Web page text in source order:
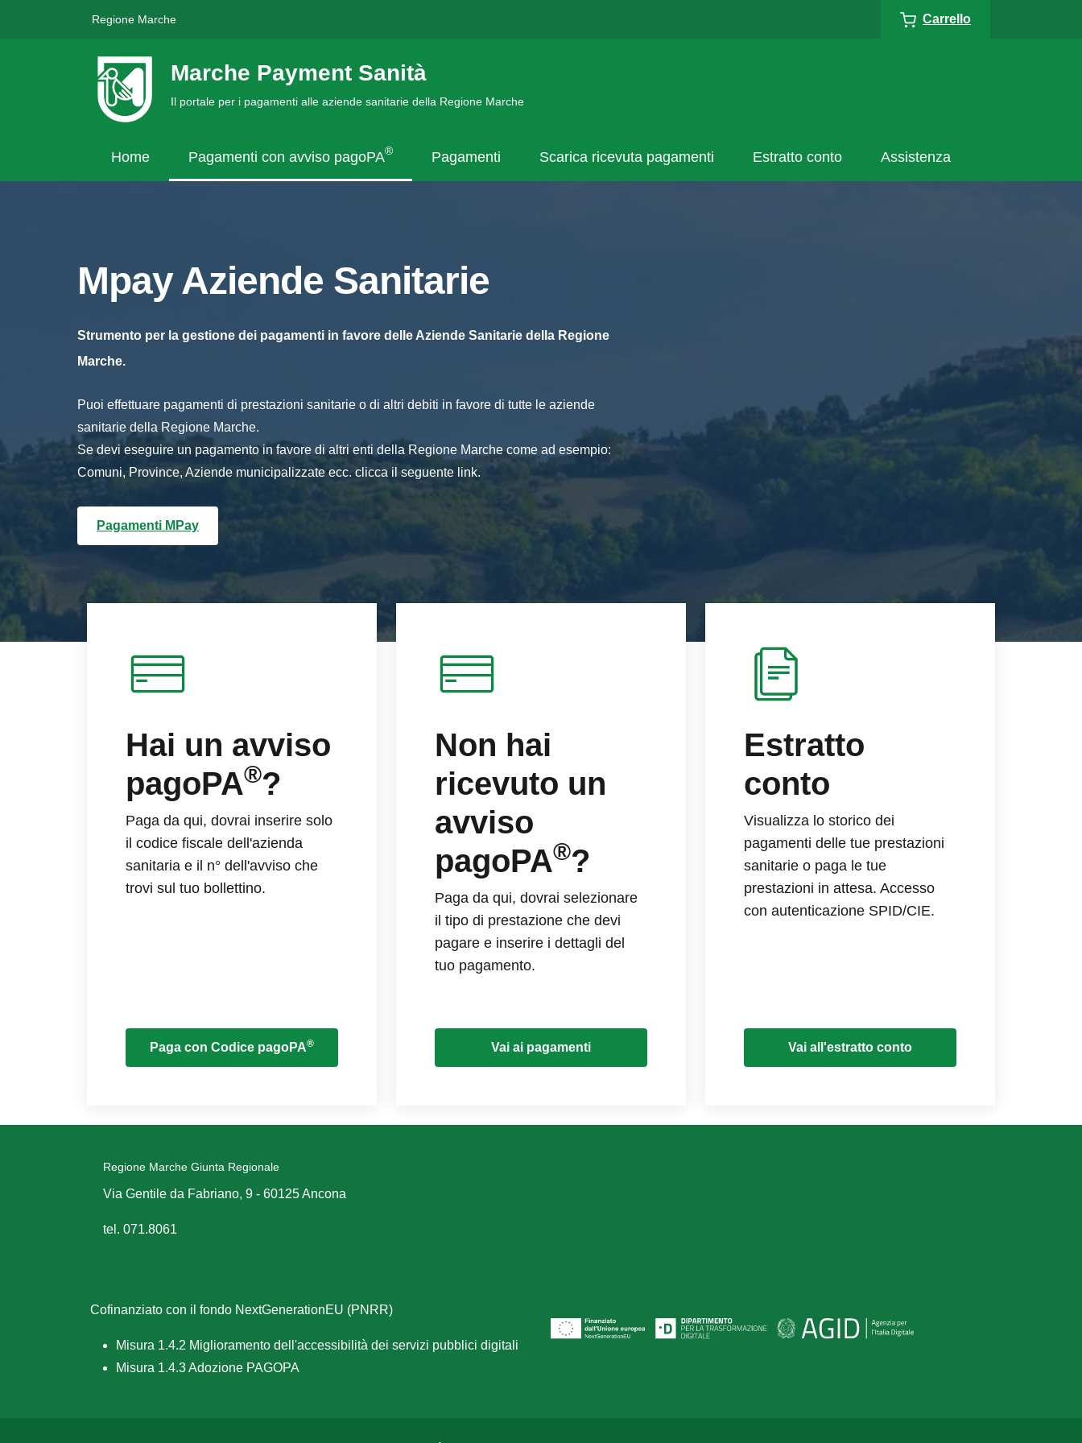
Regione Marche Carrello
Marche Payment Sanità
Il portale per i pagamenti alle aziende sanitarie della Regione Marche
Home Pagamenti con avviso pagoPA® Pagamenti Scarica ricevuta pagamenti Estratto conto Assistenza
Mpay Aziende Sanitarie
Strumento per la gestione dei pagamenti in favore delle Aziende Sanitarie della Regione
Marche.
Puoi effettuare pagamenti di prestazioni sanitarie o di altri debiti in favore di tutte le aziende
sanitarie della Regione Marche.
Se devi eseguire un pagamento in favore di altri enti della Regione Marche come ad esempio:
Comuni, Province, Aziende municipalizzate ecc. clicca il seguente link.
Pagamenti MPay
Hai un avviso
pagoPA®?
Paga da qui, dovrai inserire solo
il codice fiscale dell'azienda
sanitaria e il n° dell'avviso che
trovi sul tuo bollettino.
Paga con Codice pagoPA®
Non hai
ricevuto un
avviso
pagoPA®?
Paga da qui, dovrai selezionare
il tipo di prestazione che devi
pagare e inserire i dettagli del
tuo pagamento.
Vai ai pagamenti
Estratto
conto
Visualizza lo storico dei
pagamenti delle tue prestazioni
sanitarie o paga le tue
prestazioni in attesa. Accesso
con autenticazione SPID/CIE.
Vai all'estratto conto
Regione Marche Giunta Regionale
Via Gentile da Fabriano, 9 - 60125 Ancona
tel. 071.8061
Cofinanziato con il fondo NextGenerationEU (PNRR)
Misura 1.4.2 Miglioramento dell'accessibilità dei servizi pubblici digitali
Misura 1.4.3 Adozione PAGOPA